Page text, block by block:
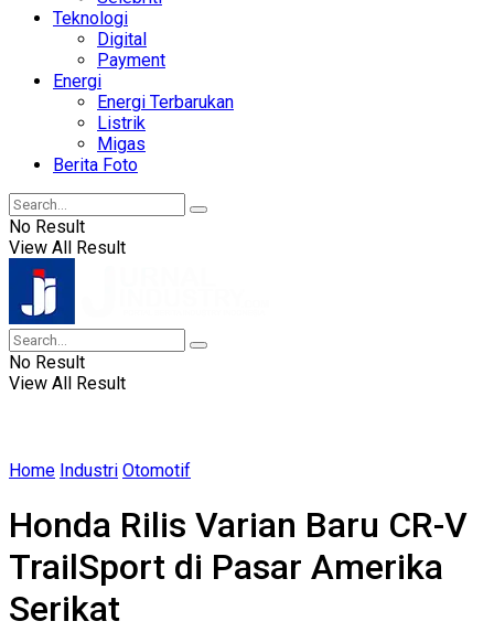
Teknologi
Digital
Payment
Energi
Energi Terbarukan
Listrik
Migas
Berita Foto
No Result
View All Result
No Result
View All Result
Home Industri Otomotif
Honda Rilis Varian Baru CR-V
TrailSport di Pasar Amerika
Serikat